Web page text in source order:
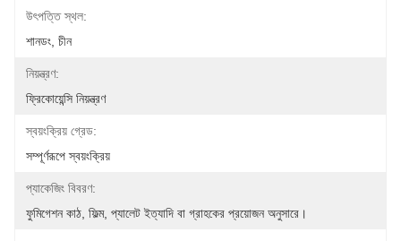
উৎপত্তি স্থল:
শানডং, চীন
নিয়ন্ত্রণ:
ফ্রিকোয়েন্সি নিয়ন্ত্রণ
স্বয়ংক্রিয় গ্রেড:
সম্পূর্ণরূপে স্বয়ংক্রিয়
প্যাকেজিং বিবরণ:
ফুমিগেশন কাঠ, ফিল্ম, প্যালেট ইত্যাদি বা গ্রাহকের প্রয়োজন অনুসারে।